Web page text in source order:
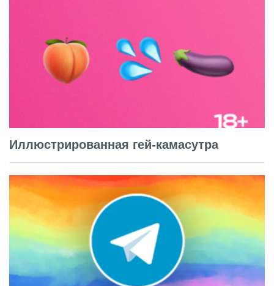
Иллюстрированная гей-камасутра